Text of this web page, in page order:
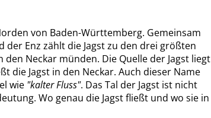
von Baden-Württemberg. Gemeinsam
der Enz zählt die Jagst zu den drei größten
den Neckar münden. Die Quelle der Jagst liegt
die Jagst in den Neckar. Auch dieser Name
wie "kalter Fluss". Das Tal der Jagst ist nicht
Wo genau die Jagst fließt und wo sie in